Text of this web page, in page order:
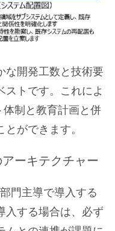
な開発工数と技術要
ストです。これによ
体制と教育計画と併
ができます。
ーキテクチャー
門主導で導入する
入する場合は、必ず